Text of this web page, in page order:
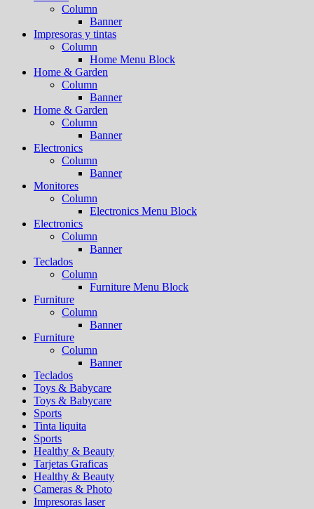
Column
Banner
Impresoras y tintas
Column
Home Menu Block
Home & Garden
Column
Banner
Home & Garden
Column
Banner
Electronics
Column
Banner
Monitores
Column
Electronics Menu Block
Electronics
Column
Banner
Teclados
Column
Furniture Menu Block
Furniture
Column
Banner
Furniture
Column
Banner
Teclados
Toys & Babycare
Toys & Babycare
Sports
Tinta liquita
Sports
Healthy & Beauty
Tarjetas Graficas
Healthy & Beauty
Cameras & Photo
Impresoras laser